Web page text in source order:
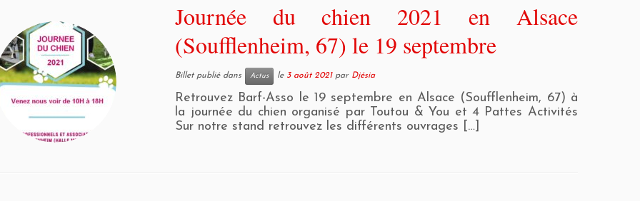
Journée du chien 2021 en Alsace
(Soufflenheim, 67) le 19 septembre
Billet publié dans Actus le 3 août 2021 par Djésia
Retrouvez Barf-Asso le 19 septembre en Alsace (Soufflenheim, 67) à
la journée du chien organisé par Toutou & You et 4 Pattes Activités
Sur notre stand retrouvez les différents ouvrages […]